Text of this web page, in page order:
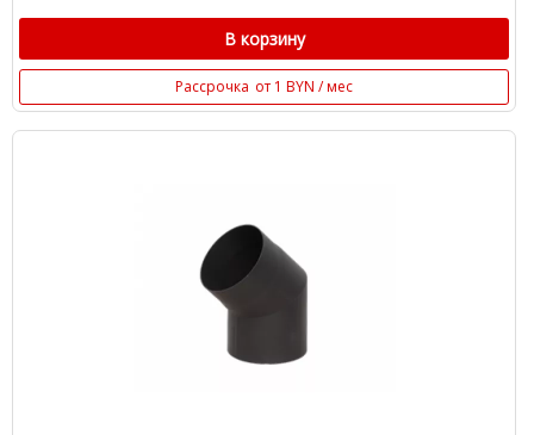
В корзину
Рассрочка от 1 BYN / мес